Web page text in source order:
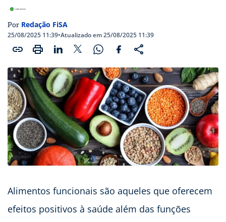
Por Redação FiSA
25/08/2025 11:39•Atualizado em 25/08/2025 11:39
Alimentos funcionais são aqueles que oferecem
efeitos positivos à saúde além das funções